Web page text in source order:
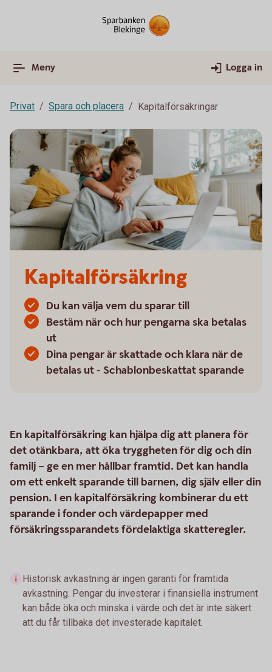
Meny Logga in
Privat Spara och placera Kapitalförsäkringar
Kapitalförsäkring
Du kan välja vem du sparar till
Bestäm när och hur pengarna ska betalas
ut
Dina pengar är skattade och klara när de
betalas ut - Schablonbeskattat sparande
En kapitalförsäkring kan hjälpa dig att planera för
det otänkbara, att öka tryggheten för dig och din
familj – ge en mer hållbar framtid. Det kan handla
om ett enkelt sparande till barnen, dig själv eller din
pension. I en kapitalförsäkring kombinerar du ett
sparande i fonder och värdepapper med
försäkringssparandets fördelaktiga skatteregler.
Historisk avkastning är ingen garanti för framtida
avkastning. Pengar du investerar i finansiella instrument
kan både öka och minska i värde och det är inte säkert
att du får tillbaka det investerade kapitalet.